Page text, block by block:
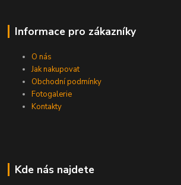
Informace pro zákazníky
O nás
Jak nakupovat
Obchodní podmínky
Fotogalerie
Kontakty
Kde nás najdete